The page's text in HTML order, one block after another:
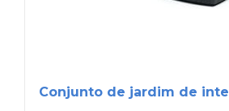
Conjunto de jardim de